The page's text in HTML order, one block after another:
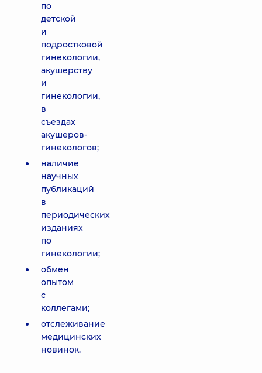
по
детской
и
подростковой
гинекологии,
акушерству
и
гинекологии,
в
съездах
акушеров-
гинекологов;
наличие
научных
публикаций
в
периодических
изданиях
по
гинекологии;
обмен
опытом
с
коллегами;
отслеживание
медицинских
новинок.